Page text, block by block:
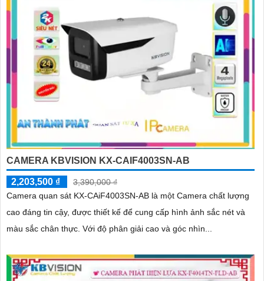
CAMERA KBVISION KX-CAIF4003SN-AB
2,203,500 ₫
3,390,000 ₫
Camera quan sát KX-CAiF4003SN-AB là một Camera chất lượng
cao đáng tin cậy, được thiết kế để cung cấp hình ảnh sắc nét và
màu sắc chân thực. Với độ phân giải cao và góc nhìn...